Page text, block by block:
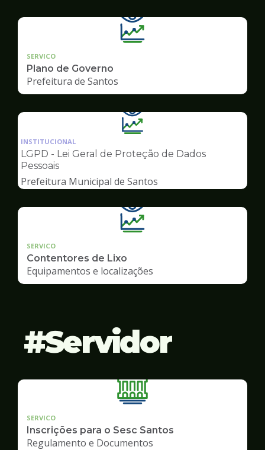
SERVICO
Plano de Governo
Prefeitura de Santos
Ilustração
da
pagina
Transparência
INSTITUCIONAL
LGPD - Lei Geral de Proteção de Dados
Pessoais
Prefeitura Municipal de Santos
SERVICO
Contentores de Lixo
Equipamentos e localizações
Servidor
SERVICO
Inscrições para o Sesc Santos
Regulamento e Documentos